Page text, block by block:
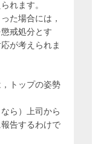
れます。
た場合には，
戒処分とす
が考えられま
トップの姿勢
ら）上司から
告するわけで